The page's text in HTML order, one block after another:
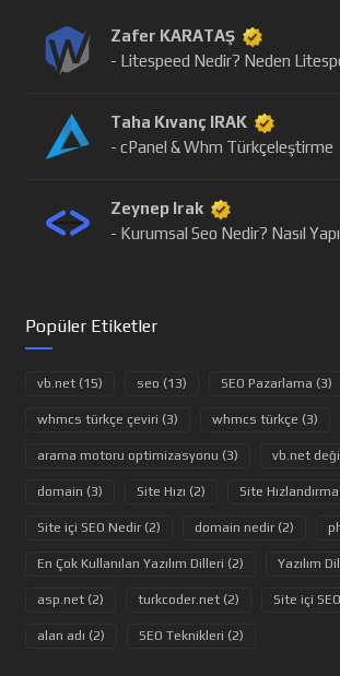
Zafer KARATAŞ
- Litespeed Nedir? Neden
Taha Kıvanç IRAK
- cPanel & Whm Türkçeleştirme
Zeynep Irak
- Kurumsal Seo Nedir? Nasıl
Popüler Etiketler
vb.net (15) seo (13) SEO Pazarlama (3)
whmcs türkçe çeviri (3) whmcs türkçe (3)
arama motoru optimizasyonu (3) vb.net
domain (3) Site Hızı (2) Site
Site içi SEO Nedir (2) domain nedir (2)
En Çok Kullanılan Yazılım Dilleri (2) Yazılım
asp.net (2) turkcoder.net (2) Site içi
alan adı (2) SEO Teknikleri (2)